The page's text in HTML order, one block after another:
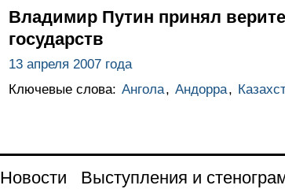
Владимир Путин принял
государств
13 апреля 2007 года
Ключевые слова: Ангола, Андорра,
Новости Выступления и